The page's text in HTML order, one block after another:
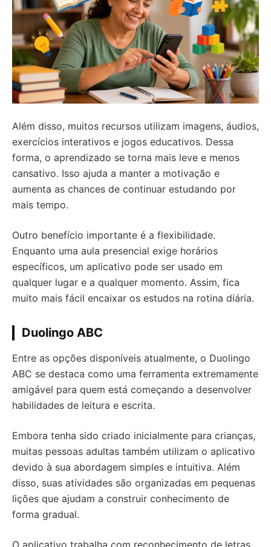
Além disso, muitos recursos utilizam imagens, áudios,
exercícios interativos e jogos educativos. Dessa
forma, o aprendizado se torna mais leve e menos
cansativo. Isso ajuda a manter a motivação e
aumenta as chances de continuar estudando por
mais tempo.
Outro benefício importante é a flexibilidade.
Enquanto uma aula presencial exige horários
específicos, um aplicativo pode ser usado em
qualquer lugar e a qualquer momento. Assim, fica
muito mais fácil encaixar os estudos na rotina diária.
Duolingo ABC
Entre as opções disponíveis atualmente, o Duolingo
ABC se destaca como uma ferramenta extremamente
amigável para quem está começando a desenvolver
habilidades de leitura e escrita.
Embora tenha sido criado inicialmente para crianças,
muitas pessoas adultas também utilizam o aplicativo
devido à sua abordagem simples e intuitiva. Além
disso, suas atividades são organizadas em pequenas
lições que ajudam a construir conhecimento de
forma gradual.
O aplicativo trabalha com reconhecimento de letras,